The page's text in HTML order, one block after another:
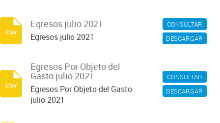
CONSULTAR
DESCARGAR
Egresos julio 2021
Egresos julio 2021
csv
CONSULTAR
DESCARGAR
Egresos Por Objeto del
Gasto julio 2021
Egresos Por Objeto del Gasto
julio 2021
csv